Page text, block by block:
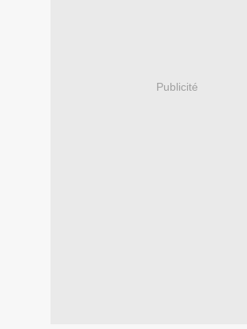
Publicité